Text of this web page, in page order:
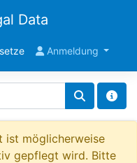
Data
Anmeldung
ist möglicherweise
gepflegt wird. Bitte